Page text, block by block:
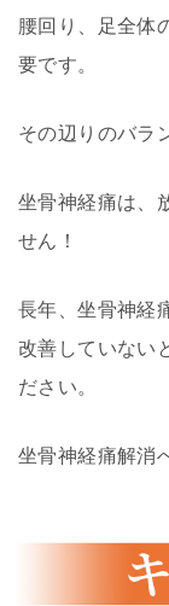
腰回り、足全体
要です。
その辺りのバラ
坐骨神経痛は、
せん！
長年、坐骨神経
改善していない
ださい。
坐骨神経痛解消